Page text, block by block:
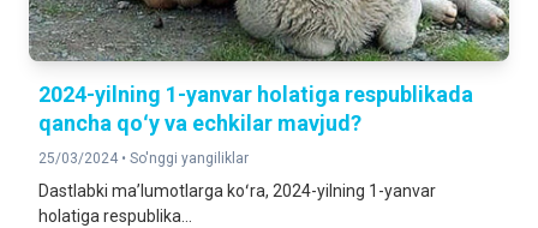
2024-yilning 1-yanvar holatiga respublikada
qancha qoʻy va echkilar mavjud?
25/03/2024 • So'nggi yangiliklar
Dastlabki maʼlumotlarga koʻra, 2024-yilning 1-yanvar
holatiga respublika...